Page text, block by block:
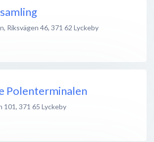
Riksvägen 46, 371 62 Lyckeby
Polenterminalen
101, 371 65 Lyckeby